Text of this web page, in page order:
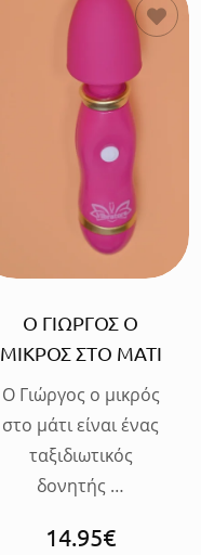
ΠΡΟΣΘΗΚΗ
Ο ΓΙΩΡΓΟΣ Ο
ΜΙΚΡΟΣ ΣΤΟ ΜΑΤΙ
Ο Γιώργος ο μικρός
στο μάτι είναι ένας
ταξιδιωτικός
δονητής …
14.95€